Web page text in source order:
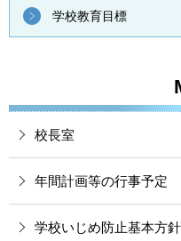
学校教育目標
校長室
年間計画等の行事予定
学校いじめ防止基本方